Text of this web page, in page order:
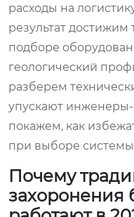
расходы на
результат
подборе
геологический
разберем
упускают
покажем, как
при выборе системы
Почему
захоронения